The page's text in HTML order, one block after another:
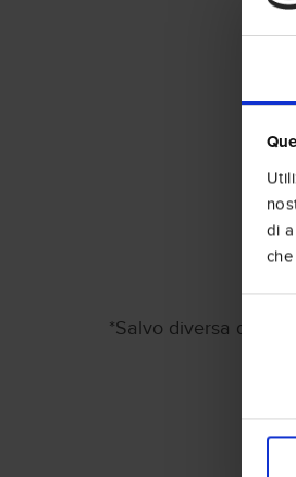
di
del
*Salvo diversa